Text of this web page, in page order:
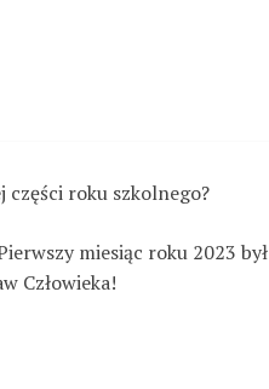
części roku szkolnego?
miesiąc roku 2023 był
Człowieka!